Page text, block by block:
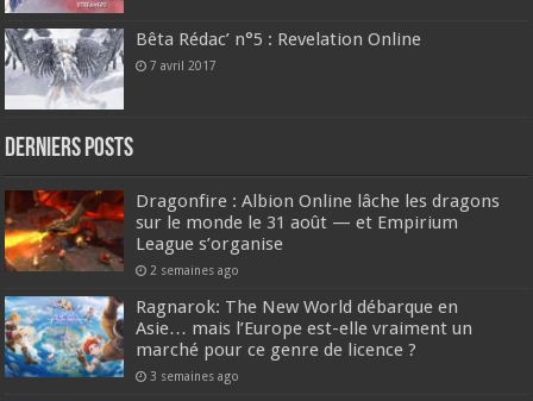
Bêta Rédac’ n°5 : Revelation Online
7 avril 2017
DERNIERS Posts
Dragonfire : Albion Online lâche les dragons
sur le monde le 31 août — et Empirium
League s’organise
2 semaines ago
Ragnarok: The New World débarque en
Asie… mais l’Europe est-elle vraiment un
marché pour ce genre de licence ?
3 semaines ago